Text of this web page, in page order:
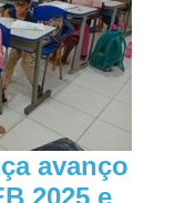
avanço
2025 e